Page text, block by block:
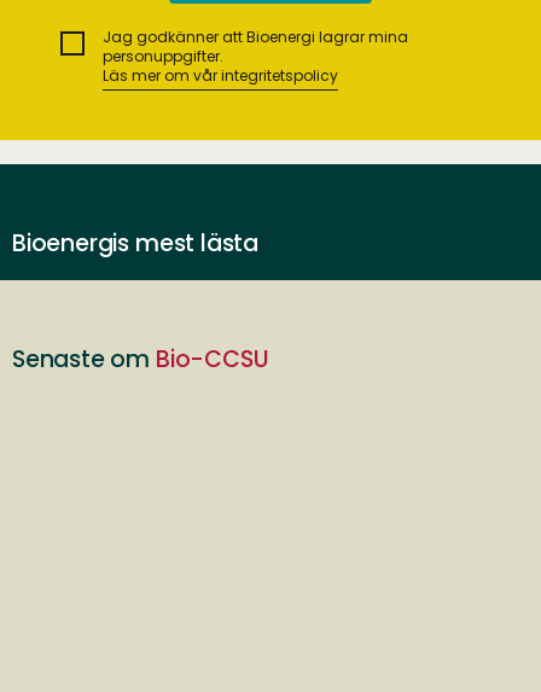
Jag godkänner att Bioenergi lagrar mina
personuppgifter.
Läs mer om vår integritetspolicy
Bioenergis mest lästa
Senaste om Bio-CCSU